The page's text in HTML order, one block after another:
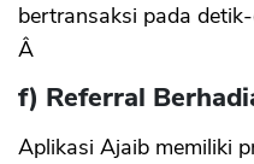
bertransaksi pada
Â
f) Referral
Aplikasi Ajaib memiliki